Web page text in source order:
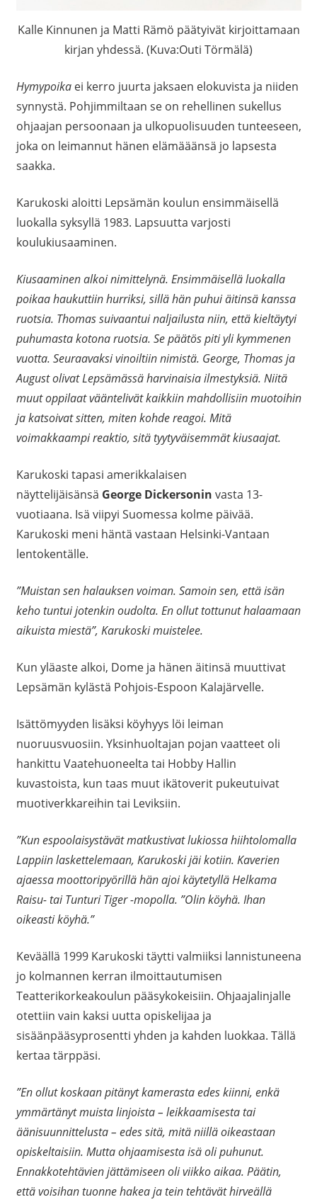
Kalle Kinnunen ja Matti Rämö päätyivät kirjoittamaan
kirjan yhdessä. (Kuva:Outi Törmälä)
Hymypoikaei kerro juurta jaksaen elokuvista ja niiden
synnystä. Pohjimmiltaan se on rehellinen sukellus
ohjaajan persoonaan ja ulkopuolisuuden tunteeseen,
joka on leimannut hänen elämääänsä jo lapsesta
saakka.
Karukoski aloitti Lepsämän koulun ensimmäisellä
luokalla syksyllä 1983. Lapsuutta varjosti
koulukiusaaminen.
Kiusaaminen alkoi nimittelynä. Ensimmäisellä luokalla
poikaa haukuttiin hurriksi, sillä hän puhui äitinsä kanssa
ruotsia. Thomas suivaantui naljailusta niin, että kieltäytyi
puhumasta kotona ruotsia. Se päätös piti yli kymmenen
vuotta. Seuraavaksi vinoiltiin nimistä. George, Thomas ja
August olivat Lepsämässä harvinaisia ilmestyksiä. Niitä
muut oppilaat vääntelivät kaikkiin mahdollisiin muotoihin
ja katsoivat sitten, miten kohde reagoi. Mitä
voimakkaampi reaktio, sitä tyytyväisemmät kiusaajat.
Karukoski tapasi amerikkalaisen
näyttelijäisänsä George Dickersonin vasta 13-
vuotiaana. Isä viipyi Suomessa kolme päivää.
Karukoski meni häntä vastaan Helsinki-Vantaan
lentokentälle.
”Muistan sen halauksen voiman. Samoin sen, että isän
keho tuntui jotenkin oudolta. En ollut tottunut halaamaan
aikuista miestä”, Karukoski muistelee.
Kun yläaste alkoi, Dome ja hänen äitinsä muuttivat
Lepsämän kylästä Pohjois-Espoon Kalajärvelle.
Isättömyyden lisäksi köyhyys löi leiman
nuoruusvuosiin. Yksinhuoltajan pojan vaatteet oli
hankittu Vaatehuoneelta tai Hobby Hallin
kuvastoista, kun taas muut ikätoverit pukeutuivat
muotiverkkareihin tai Leviksiin.
”Kun espoolaisystävät matkustivat lukiossa hiihtolomalla
Lappiin laskettelemaan, Karukoski jäi kotiin. Kaverien
ajaessa moottoripyörillä hän ajoi käytetyllä Helkama
Raisu- tai Tunturi Tiger -mopolla. ”Olin köyhä. Ihan
oikeasti köyhä.”
Keväällä 1999 Karukoski täytti valmiiksi lannistuneena
jo kolmannen kerran ilmoittautumisen
Teatterikorkeakoulun pääsykokeisiin. Ohjaajalinjalle
otettiin vain kaksi uutta opiskelijaa ja
sisäänpääsyprosentti yhden ja kahden luokkaa. Tällä
kertaa tärppäsi.
”En ollut koskaan pitänyt kamerasta edes kiinni, enkä
ymmärtänyt muista linjoista – leikkaamisesta tai
äänisuunnittelusta – edes sitä, mitä niillä oikeastaan
opiskeltaisiin. Mutta ohjaamisesta isä oli puhunut.
Ennakkotehtävien jättämiseen oli viikko aikaa. Päätin,
että voisihan tuonne hakea ja tein tehtävät hirveällä